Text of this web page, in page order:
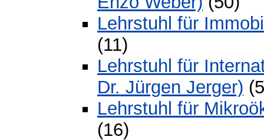
Lehrstuhl für
(11)
Lehrstuhl für
Dr. Jürgen Jerger)
Lehrstuhl für
(16)